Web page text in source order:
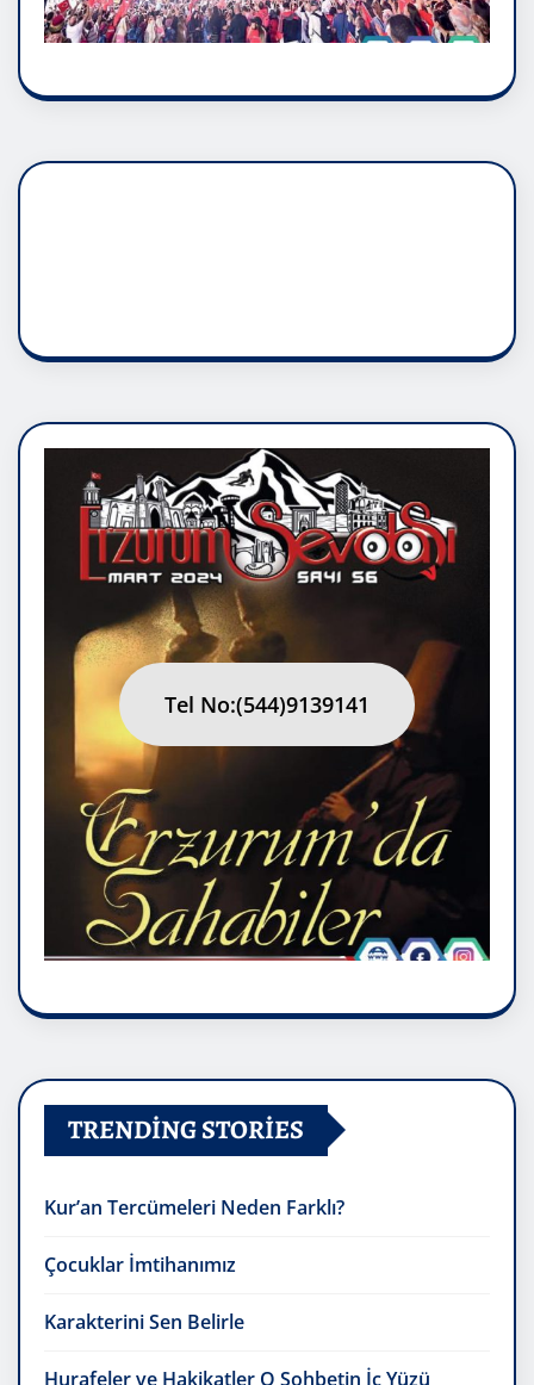
Tel No:(544)9139141
TRENDING STORIES
Kur’an Tercümeleri Neden Farklı?
Çocuklar İmtihanımız
Karakterini Sen Belirle
Hurafeler ve Hakikatler O Sohbetin İç Yüzü